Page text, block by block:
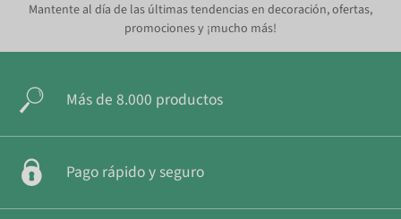
Mantente al día de las últimas tendencias en decoración, ofertas,
promociones y ¡mucho más!
Más de 8.000 productos
Pago rápido y seguro